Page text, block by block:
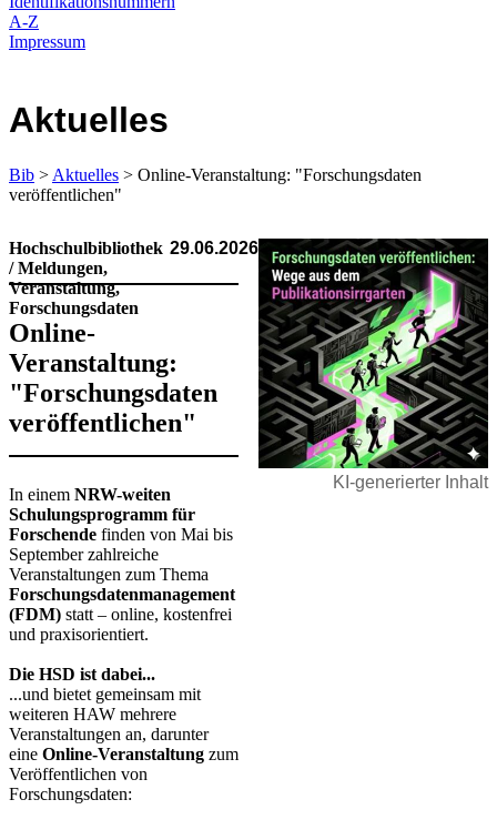
A-Z
Impressum
Aktuelles
Bib > Aktuelles > Online-Veranstaltung: "Forschungsdaten
veröffentlichen"
Hochschulbibliothek
/ Meldungen,
Veranstaltung,
Forschungsdaten
29.06.2026
Online-
Veranstaltung:
"Forschungsdaten
veröffentlichen"
​​In einem NRW-weiten
Schulungsprogramm für
Forschende finden von Mai bis
September zahlreiche
Veranstaltungen zum Thema
Forschungsdatenmanagement
(FDM) statt – online, kostenfrei
und praxisorientiert.
Die HSD ist dabei...
...und bietet gemeinsam mit
weiteren HAW mehrere
Veranstaltungen an, darunter
eine Online-Veranstaltung zum
Veröffentlichen von
Forschungsdaten:
KI-generierter Inhalt